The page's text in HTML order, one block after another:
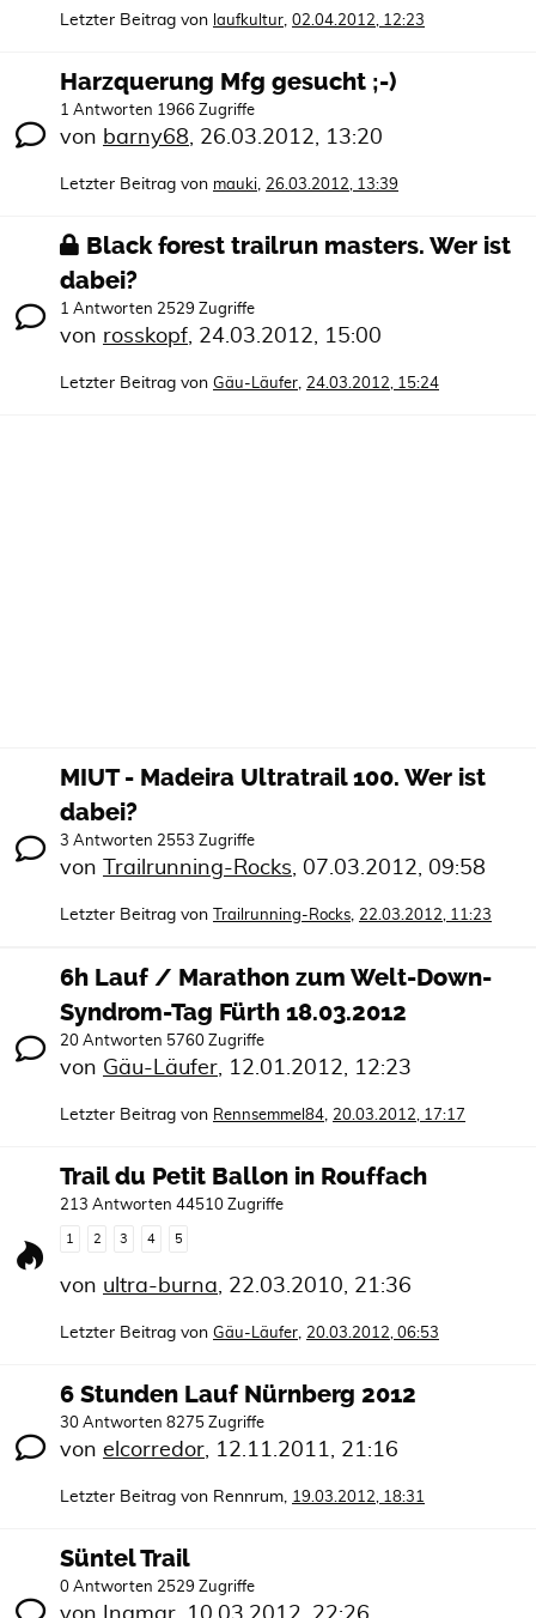
Letzter Beitrag von laufkultur, 02.04.2012, 12:23
Harzquerung Mfg gesucht ;-)
1 Antworten 1966 Zugriffe
von barny68, 26.03.2012, 13:20
Letzter Beitrag von mauki, 26.03.2012, 13:39
Black forest trailrun masters. Wer ist
dabei?
1 Antworten 2529 Zugriffe
von rosskopf, 24.03.2012, 15:00
Letzter Beitrag von Gäu-Läufer, 24.03.2012, 15:24
MIUT - Madeira Ultratrail 100. Wer ist
dabei?
3 Antworten 2553 Zugriffe
von Trailrunning-Rocks, 07.03.2012, 09:58
Letzter Beitrag von Trailrunning-Rocks, 22.03.2012, 11:23
6h Lauf / Marathon zum Welt-Down-
Syndrom-Tag Fürth 18.03.2012
20 Antworten 5760 Zugriffe
von Gäu-Läufer, 12.01.2012, 12:23
Letzter Beitrag von Rennsemmel84, 20.03.2012, 17:17
Trail du Petit Ballon in Rouffach
213 Antworten 44510 Zugriffe
1 2 3 4 5
von ultra-burna 22.03.2010, 21:36
Letzter Beitrag von Gäu-Läufer 20.03.2012, 06:53
6 Stunden Lauf Nürnberg 2012
30 Antworten 8275 Zugriffe
von elcorredor 12.11.2011, 21:16
Letzter Beitrag von Rennrum 19.03.2012, 18:31
Süntel Trail
0 Antworten 2529 Zugriffe